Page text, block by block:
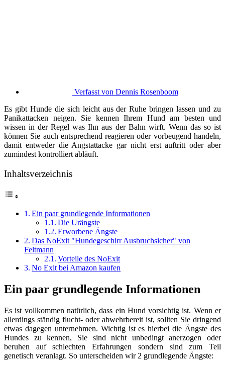
Verfasst von Dennis Rosenboom
Es gibt Hunde die sich leicht aus der Ruhe bringen lassen und zu
Panikattacken neigen. Sie kennen Ihrem Hund am besten und
wissen in der Regel was Ihn aus der Bahn wirft. Wenn das so ist
können Sie auch entsprechend reagieren oder vorbeugend handeln,
damit entweder die Angstattacke gar nicht erst auftritt oder aber
zumindest kontrolliert abläuft.
Inhaltsverzeichnis
Ein paar grundlegende Informationen
Die Urängste
Erworbene Ängste
Das NoExit "Hundegeschirr Ausbruchsicher" von
Feltmann
Vorteile des NoExit
No Exit bei Amazon kaufen
Ein paar grundlegende Informationen
Es ist vollkommen natürlich, dass ein Hund vorsichtig ist. Wenn er
allerdings ständig flucht- oder abwehrbereit ist, sollten Sie dringend
etwas dagegen unternehmen. Wichtig ist es hierbei die Ängste des
Hundes zu kennen, Sie sind nicht unbedingt anerzogen oder
beruhen auf schlechten Erfahrungen sondern sind zum Teil
genetisch veranlagt. So unterscheiden wir 2 grundlegende Ängste: